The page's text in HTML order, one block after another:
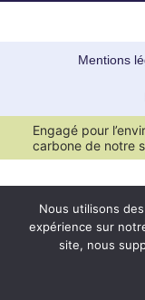
Mentions
Nous utilisons
expérience sur
site, nous
Engagé pour
carbone de notre